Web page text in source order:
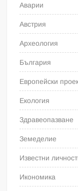
Аварии
Австрия
Археология
България
Европейски
Екология
Здравеопазване
Земеделие
Известни
Икономика